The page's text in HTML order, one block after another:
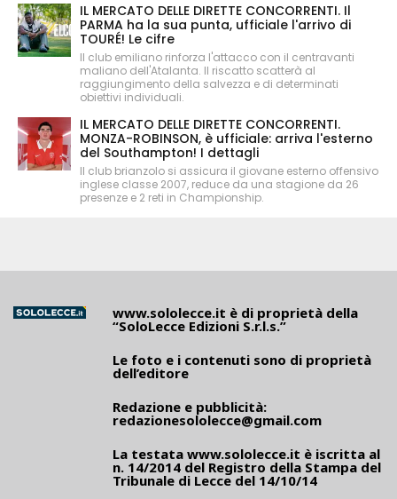
IL MERCATO DELLE DIRETTE CONCORRENTI. Il
PARMA ha la sua punta, ufficiale l'arrivo di
TOURÉ! Le cifre
Il club emiliano rinforza l'attacco con il centravanti
maliano dell'Atalanta. Il riscatto scatterà al
raggiungimento della salvezza e di determinati
obiettivi individuali.
IL MERCATO DELLE DIRETTE CONCORRENTI.
MONZA-ROBINSON, è ufficiale: arriva l'esterno
del Southampton! I dettagli
Il club brianzolo si assicura il giovane esterno offensivo
inglese classe 2007, reduce da una stagione da 26
presenze e 2 reti in Championship.
www.sololecce.it è di proprietà della
“SoloLecce Edizioni S.r.l.s.”
Le foto e i contenuti sono di proprietà
dell’editore
Redazione e pubblicità:
redazionesololecce@gmail.com
La testata www.sololecce.it è iscritta al
n. 14/2014 del Registro della Stampa del
Tribunale di Lecce del 14/10/14